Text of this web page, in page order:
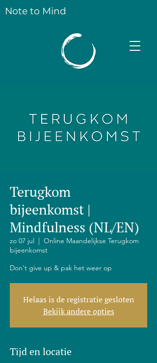
Note to Mind
Terugkom
bijeenkomst |
Mindfulness (NL/EN)
zo 07 jul
  |
Online Maandelijkse Terugkom
bijeenkomst
Don't give up & pak het weer op
Helaas is de registratie gesloten
Bekijk andere opties
Tijd en locatie